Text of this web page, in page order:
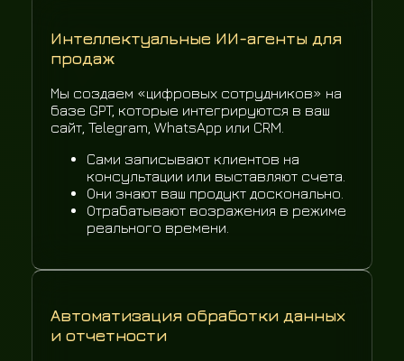
Интеллектуальные ИИ-агенты для
продаж
Мы создаем «цифровых сотрудников» на
базе GPT, которые интегрируются в ваш
сайт, Telegram, WhatsApp или CRM.
Сами записывают клиентов на
консультации или выставляют счета.
Они знают ваш продукт досконально.
Отрабатывают возражения в режиме
реального времени.
Автоматизация обработки данных
и отчетности